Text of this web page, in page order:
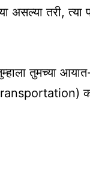
असल्या तरी, त्या
तुमच्या आयात-